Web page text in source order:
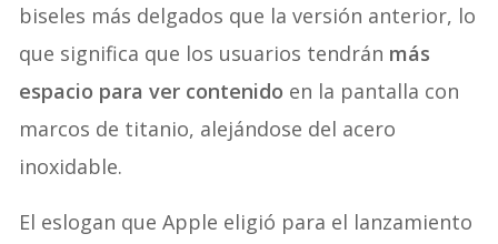
biseles más delgados que la versión anterior, lo
que significa que los usuarios tendrán más
espacio para ver contenido en la pantalla con
marcos de titanio, alejándose del acero
inoxidable.
El eslogan que Apple eligió para el lanzamiento